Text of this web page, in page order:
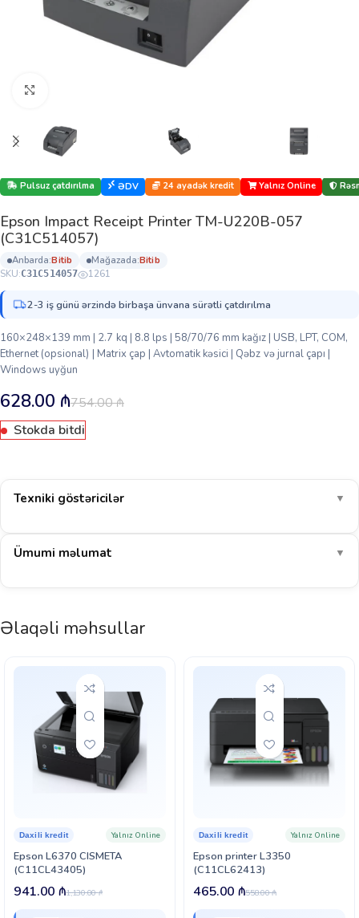
Pulsuz çatdırılma ƏDV 24 ayadək kredit Yalnız Online
Epson Impact Receipt Printer TM-U220B-057
(C31C514057)
anbarda: bi̇ti̇b mağazada: bi̇ti̇b
SKU:C31C514057 1261
2-3 iş günü ərzində birbaşa ünvana sürətli çatdırılma
160×248×139 mm | 2.7 kq | 8.8 lps | 58/70/76 mm kağız | USB, LPT, COM,
Ethernet (opsional) | Matrix çap | Avtomatik kəsici | Qəbz və jurnal çapı |
Windows uyğun
754.00₼
628.00 ₼
Stokda bitdi
Texniki göstəricilər ▼
Ümumi məlumat ▼
Əlaqəli məhsullar
Epson L6370 CISMETA
(C11CL43405)
Daxili kredit Yalnız Online
1,130.00₼
941.00 ₼
Epson printer L3350
(C11CL62413)
Daxili kredit Yalnız Online
558.00₼
465.00 ₼